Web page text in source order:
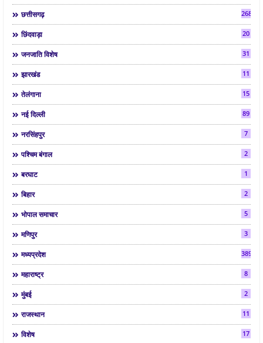
छत्तीसगढ़ 268
छिंदवाड़ा 20
जनजाति विशेष 31
झारखंड 11
तेलंगाना 15
नई दिल्ली 89
नरसिंहपुर 7
पश्चिम बंगाल 2
बरघाट 1
बिहार 2
भोपाल समाचार 5
मणिपुर 3
मध्यप्रदेश 3892
महाराष्ट्र 8
मुंबई 2
राजस्थान 11
विशेष 17